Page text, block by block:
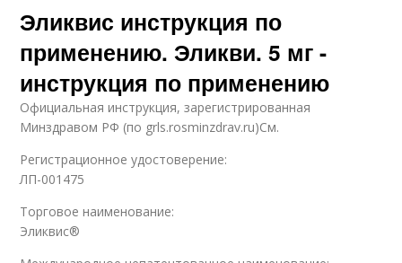
Эликвис инструкция по
применению. Эликви. 5 мг -
инструкция по применению
Официальная инструкция, зарегистрированная
Минздравом РФ (по grls.rosminzdrav.ru)См.
Регистрационное удостоверение:
ЛП-001475
Торговое наименование:
Эликвис®